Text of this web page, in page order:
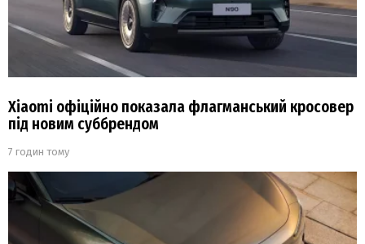
Xiaomi офіційно показала флагманський кросовер
під новим суббрендом
7 годин тому